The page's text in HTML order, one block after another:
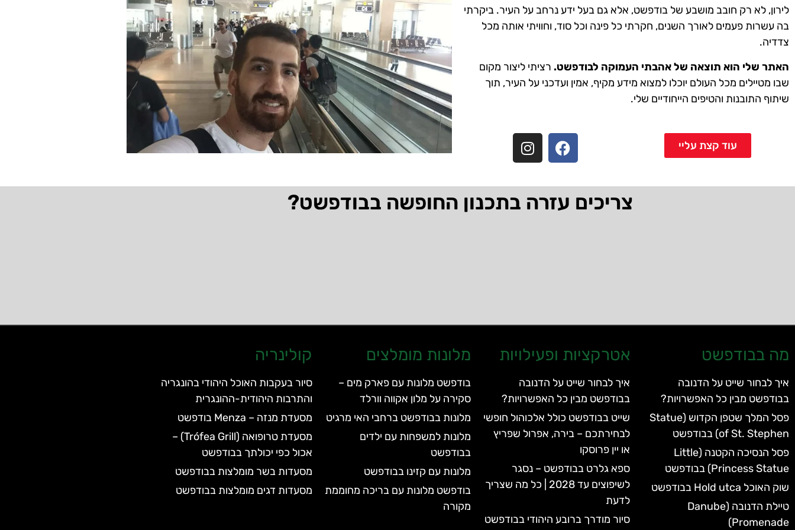
לירון, לא רק חובב מושבע של בודפשט, אלא גם בעל ידע נרחב על העיר. ביקרתי
בה עשרות פעמים לאורך השנים, חקרתי כל פינה וכל סוד, וחוויתי אותה מכל
צדדיה.
האתר שלי הוא תוצאה של אהבתי העמוקה לבודפשט. רציתי ליצור מקום
שבו מטיילים מכל העולם יוכלו למצוא מידע מקיף, אמין ועדכני על העיר, תוך
שיתוף התובנות והטיפים הייחודיים שלי.
עוד קצת עליי
צריכים עזרה בתכנון החופשה בבודפשט?
מה בבודפשט
איך לבחור שייט על הדנובה
בבודפשט מבין כל האפשרויות?
פסל המלך שטפן הקדוש (Statue
of St. Stephen) בבודפשט
פסל הנסיכה הקטנה (Little
Princess Statue) בבודפשט
שוק האוכל Hold utca בבודפשט
טיילת הדנובה (Danube
Promenade)
אטרקציות ופעילויות
איך לבחור שייט על הדנובה
בבודפשט מבין כל האפשרויות?
שייט בבודפשט כולל אלכוהול חופשי
לבחירתכם – בירה, אפרול שפריץ
או יין פרוסקו
ספא גלרט בבודפשט – נסגר
לשיפוצים עד 2028 | כל מה שצריך
לדעת
סיור מודרך ברובע היהודי בבודפשט
מלונות מומלצים
בודפשט מלונות עם פארק מים –
סקירה על מלון אקווה וורלד
מלונות בבודפשט ברחבי האי מרגיט
מלונות למשפחות עם ילדים
בבודפשט
מלונות עם קזינו בבודפשט
בודפשט מלונות עם בריכה מחוממת
מקורה
קולינריה
סיור בעקבות האוכל היהודי בהונגריה
והתרבות היהודית-ההונגרית
מסעדת מנזה – Menza בודפשט
מסעדת טרופואה (Trófea Grill) –
אכול כפי יכולתך בבודפשט
מסעדות בשר מומלצות בבודפשט
מסעדות דגים מומלצות בבודפשט